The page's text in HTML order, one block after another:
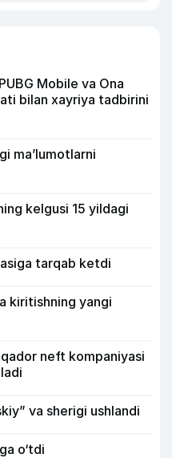
Mobile va Ona
bilan xayriya tadbirini
maʼlumotlarni
kelgusi 15 yildagi
tarqab ketdi
kiritishning yangi
neft kompaniyasi
va sherigi ushlandi
o‘tdi